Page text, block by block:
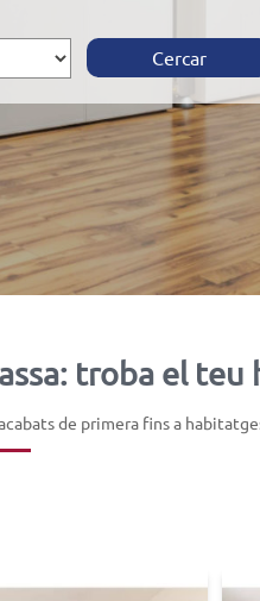
Cercar
troba el
de primera fins a